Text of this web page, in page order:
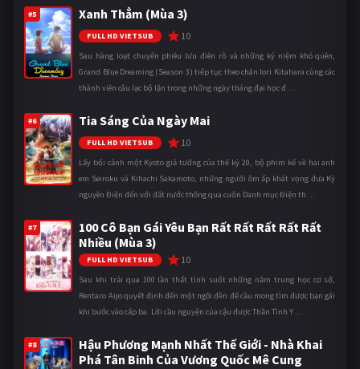
#5 Xanh Thẳm (Mùa 3)
FULL HD VIETSUB 10
Sau hàng loạt chuyến phiêu lưu điên rồ và những kỷ niệm khó quên,
Grand Blue Dreaming (Season 3) tiếp tục theo chân Iori Kitahara cùng các
thành viên câu lạc bộ lặn trong những ngày tháng đại học đ ...
#6 Tia Sáng Của Ngày Mai
FULL HD VIETSUB 10
Lấy bối cảnh một Kyoto giả tưởng của thế kỷ 20, bộ phim kể về hai anh
em Seiroku và Kihachi Sakamoto, những người ôm ấp khát vọng đưa Kỷ
nguyên Điện đến với đất nước thông qua cuốn Danh mục Điện th ...
#7
100 Cô Bạn Gái Yêu Bạn Rất Rất Rất Rất Rất
Nhiều (Mùa 3)
FULL HD VIETSUB 10
Sau khi trải qua 100 lần thất tình suốt những năm trung học cơ sở,
Rentaro Aijo quyết định đến một ngôi đền để cầu mong tìm được bạn gái
khi bước vào cấp ba. Lời cầu nguyện của cậu được Thần Tình Y ...
#8
Hậu Phương Mạnh Nhất Thế Giới - Nhà Khai
Phá Tân Binh Của Vương Quốc Mê Cung